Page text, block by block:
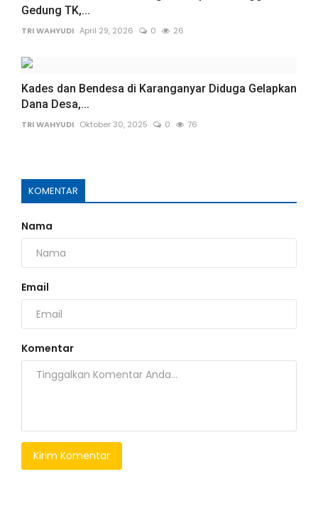
Gedung TK,...
TRI WAHYUDI April 29, 2026 0 26
Kades dan Bendesa di Karanganyar Diduga Gelapkan
Dana Desa,...
TRI WAHYUDI Oktober 30, 2025 0 76
KOMENTAR
Nama
Email
Komentar
Kirim Komentar